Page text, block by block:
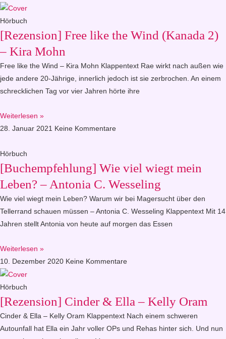
Hörbuch
[Rezension] Free like the Wind (Kanada 2)
– Kira Mohn
Free like the Wind – Kira Mohn Klappentext Rae wirkt nach außen wie
jede andere 20-Jährige, innerlich jedoch ist sie zerbrochen. An einem
schrecklichen Tag vor vier Jahren hörte ihre
Weiterlesen »
28. Januar 2021 Keine Kommentare
Hörbuch
[Buchempfehlung] Wie viel wiegt mein
Leben? – Antonia C. Wesseling
Wie viel wiegt mein Leben? Warum wir bei Magersucht über den
Tellerrand schauen müssen – Antonia C. Wesseling Klappentext Mit 14
Jahren stellt Antonia von heute auf morgen das Essen
Weiterlesen »
10. Dezember 2020 Keine Kommentare
Hörbuch
[Rezension] Cinder & Ella – Kelly Oram
Cinder & Ella – Kelly Oram Klappentext Nach einem schweren
Autounfall hat Ella ein Jahr voller OPs und Rehas hinter sich. Und nun